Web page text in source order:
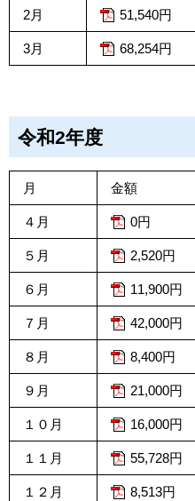
2月 51,540円
3月 68,254円
令和2年度
月 金額
４月 0円
５月 2,520円
６月 11,900円
７月 42,000円
８月 8,400円
９月 21,000円
１０月 16,000円
１１月 55,728円
１２月 8,513円